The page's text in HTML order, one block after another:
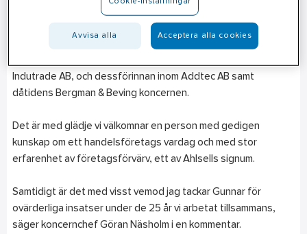
under våren då han efterträder Gunnar Haglund som efter mer
än 25 år i Ahlsell väljer att pensionera sig.
Indutrade AB, och dessförinnan inom Addtec AB samt
dåtidens Bergman & Beving koncernen.
Det är med glädje vi välkomnar en person med gedigen
kunskap om ett handelsföretags vardag och med stor
erfarenhet av företagsförvärv, ett av Ahlsells signum.
Samtidigt är det med visst vemod jag tackar Gunnar för
ovärderliga insatser under de 25 år vi arbetat tillsammans,
säger koncernchef Göran Näsholm i en kommentar.
Avvisa alla Acceptera alla cookies